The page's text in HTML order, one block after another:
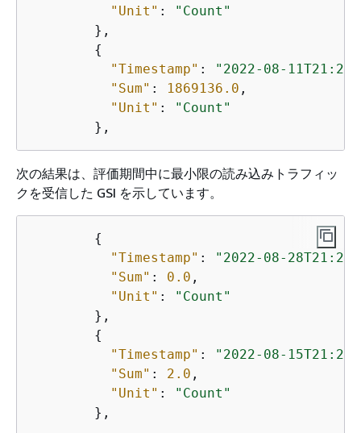
"Unit" :
"Count"
        },
{
"Timestamp" :
"2022-08-
"Sum" : 1869136.0 ,
"Unit" :
"Count"
次の結果は、評価期間中に最小限の読み込みトラフィッ
クを受信した GSI を示しています。
{
"Timestamp" :
"2022-08-
"Sum" : 0.0 ,
"Unit" :
"Count"
        },
{
"Timestamp" :
"2022-08-
"Sum" : 2.0 ,
"Unit" :
"Count"